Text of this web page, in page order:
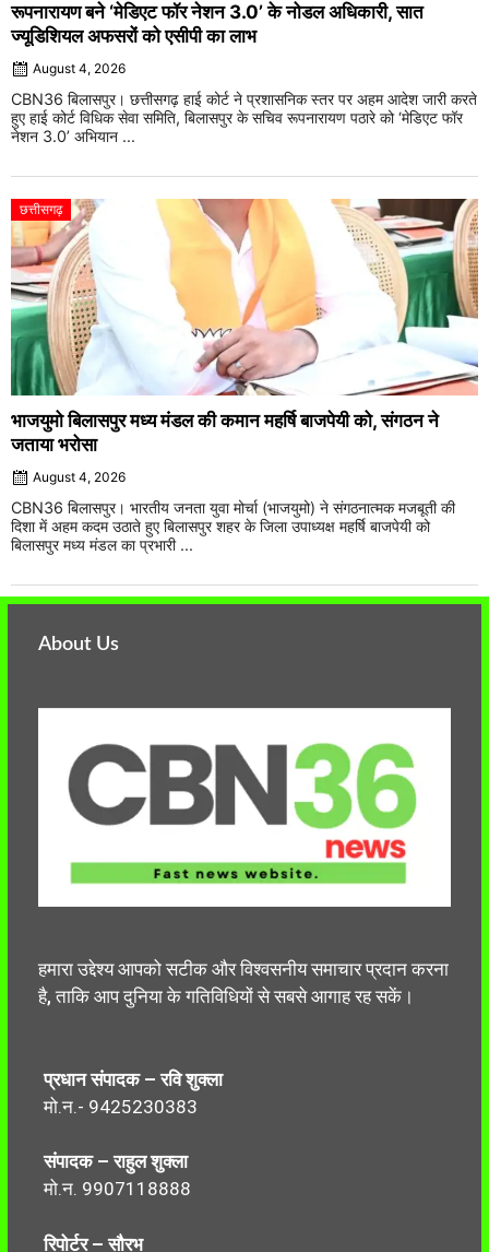
रूपनारायण बने ‘मेडिएट फॉर नेशन 3.0’ के नोडल अधिकारी, सात
ज्यूडिशियल अफसरों को एसीपी का लाभ
August 4, 2026
CBN36 बिलासपुर। छत्तीसगढ़ हाई कोर्ट ने प्रशासनिक स्तर पर अहम आदेश जारी करते
हुए हाई कोर्ट विधिक सेवा समिति, बिलासपुर के सचिव रूपनारायण पठारे को ‘मेडिएट फॉर
नेशन 3.0’ अभियान ...
छत्तीसगढ़
भाजयुमो बिलासपुर मध्य मंडल की कमान महर्षि बाजपेयी को, संगठन ने
जताया भरोसा
August 4, 2026
CBN36 बिलासपुर। भारतीय जनता युवा मोर्चा (भाजयुमो) ने संगठनात्मक मजबूती की
दिशा में अहम कदम उठाते हुए बिलासपुर शहर के जिला उपाध्यक्ष महर्षि बाजपेयी को
बिलासपुर मध्य मंडल का प्रभारी ...
About Us
हमारा उद्देश्य आपको सटीक और विश्वसनीय समाचार प्रदान करना
है, ताकि आप दुनिया के गतिविधियों से सबसे आगाह रह सकें।
प्रधान संपादक – रवि शुक्ला
मो.न.- 9425230383
संपादक – राहुल शुक्ला
मो.न. 9907118888
रिपोर्टर – सौरभ